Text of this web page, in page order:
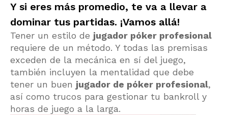
Y si eres más promedio, te va a llevar a
dominar tus partidas. ¡Vamos allá!
Tener un estilo de jugador póker profesional
requiere de un método. Y todas las premisas
exceden de la mecánica en sí del juego,
también incluyen la mentalidad que debe
tener un buen jugador de póker profesional,
así como trucos para gestionar tu bankroll y
horas de juego a la larga.